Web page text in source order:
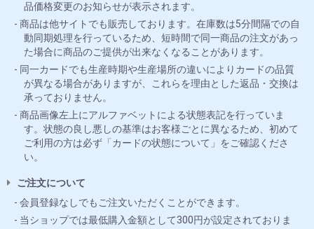
品価格変更のお知らせが表示されます。
商品は他サイトでも販売しております。在庫数は5分間隔での自
動同期処理を行っているため、短時間で同一商品の注文があっ
た場合に商品のご提供が出来なくなることがあります。
同一カードでも生産時期や生産場所の違いによりカードの品質
が異なる場合がありますが、これらを理由とした返品・交換は
承っておりません。
商品画像左上にアルファベットによる状態表記を行っていま
す。状態の良し悪しの基準はお客様ごとに異なるため、初めて
ご利用の方は必ず「カードの状態について」をご確認くださ
い。
ご注文について
会員登録なしでもご注文いただくことができます。
当ショップでは最低購入金額として300円が設定されておりま